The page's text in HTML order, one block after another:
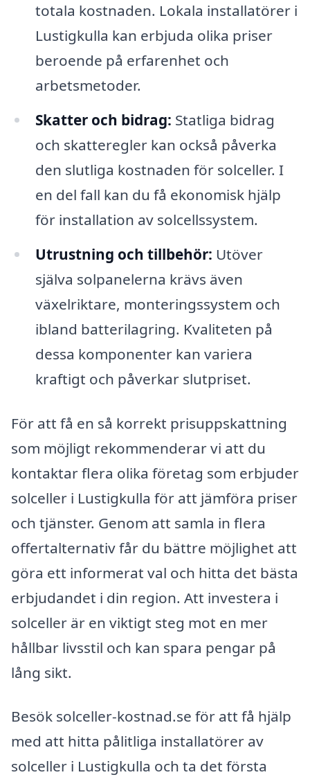
totala kostnaden. Lokala installatörer i
Lustigkulla kan erbjuda olika priser
beroende på erfarenhet och
arbetsmetoder.
Skatter och bidrag: Statliga bidrag
och skatteregler kan också påverka
den slutliga kostnaden för solceller. I
en del fall kan du få ekonomisk hjälp
för installation av solcellssystem.
Utrustning och tillbehör: Utöver
själva solpanelerna krävs även
växelriktare, monteringssystem och
ibland batterilagring. Kvaliteten på
dessa komponenter kan variera
kraftigt och påverkar slutpriset.
För att få en så korrekt prisuppskattning
som möjligt rekommenderar vi att du
kontaktar flera olika företag som erbjuder
solceller i Lustigkulla för att jämföra priser
och tjänster. Genom att samla in flera
offertalternativ får du bättre möjlighet att
göra ett informerat val och hitta det bästa
erbjudandet i din region. Att investera i
solceller är en viktigt steg mot en mer
hållbar livsstil och kan spara pengar på
lång sikt.
Besök solceller-kostnad.se för att få hjälp
med att hitta pålitliga installatörer av
solceller i Lustigkulla och ta det första